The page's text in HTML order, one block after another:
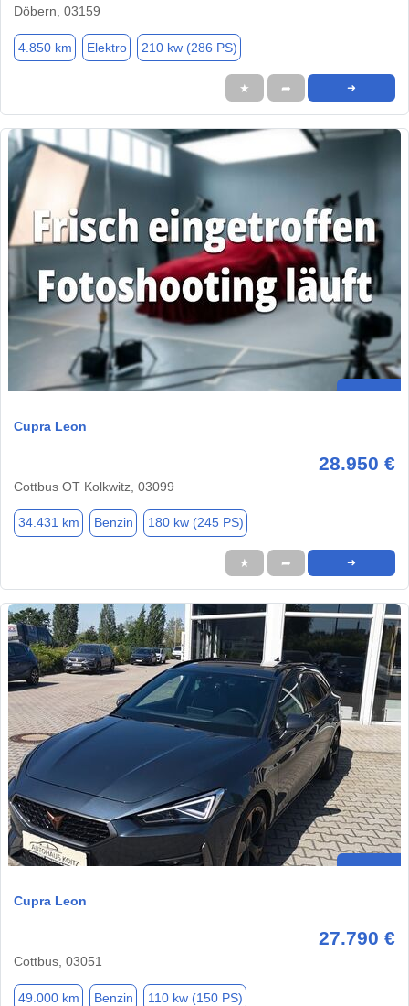
Döbern, 03159
4.850 km Elektro 210 kw (286 PS)
★ ➦ ➜
Cupra Leon
28.950 €
Cottbus OT Kolkwitz, 03099
34.431 km Benzin 180 kw (245 PS)
★ ➦ ➜
Cupra Leon
27.790 €
Cottbus, 03051
49.000 km Benzin 110 kw (150 PS)